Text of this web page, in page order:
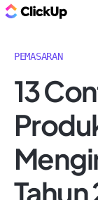
PEMASARAN
13